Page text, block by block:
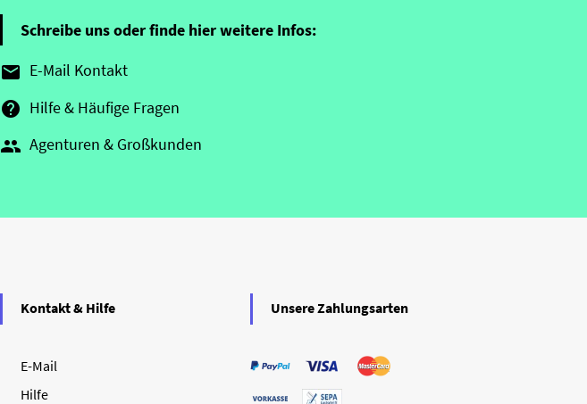
Schreibe uns oder finde hier weitere Infos:
 E-Mail Kontakt
 Hilfe & Häufige Fragen
 Agenturen & Großkunden
Kontakt & Hilfe
E-Mail
Hilfe
Unsere Zahlungsarten